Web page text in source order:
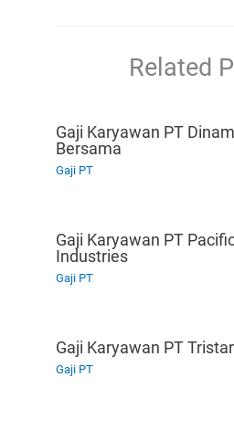
Related
Gaji Karyawan PT
Bersama
Gaji PT
Gaji Karyawan PT
Industries
Gaji PT
Gaji Karyawan PT
Gaji PT